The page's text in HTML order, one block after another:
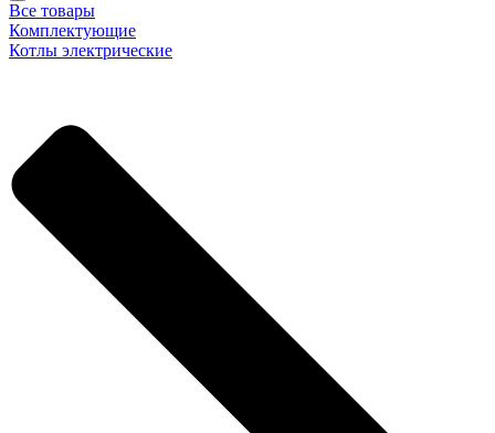
Все товары
Комплектующие
Котлы электрические